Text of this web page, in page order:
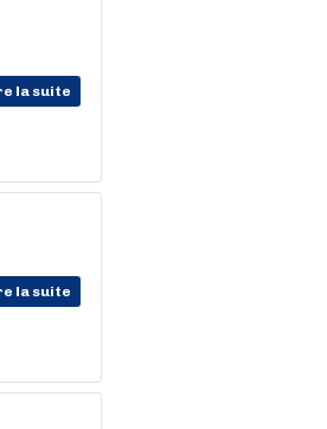
la suite
la suite